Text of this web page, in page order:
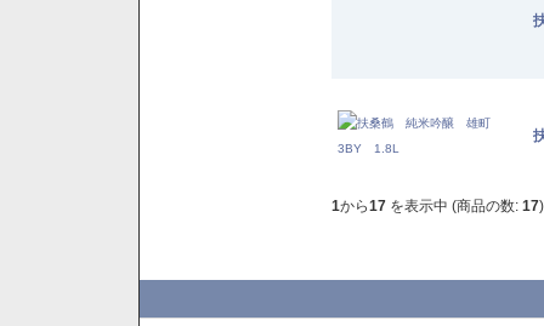
1から17 を表示中 (商品の数: 17)